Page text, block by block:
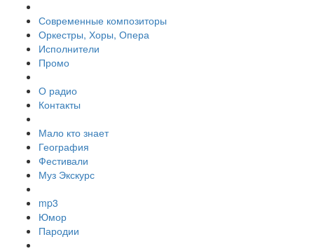
Современные композиторы
Оркестры, Хоры, Опера
Исполнители
Промо
О радио
Контакты
Мало кто знает
География
Фестивали
Муз Экскурс
mp3
Юмор
Пародии